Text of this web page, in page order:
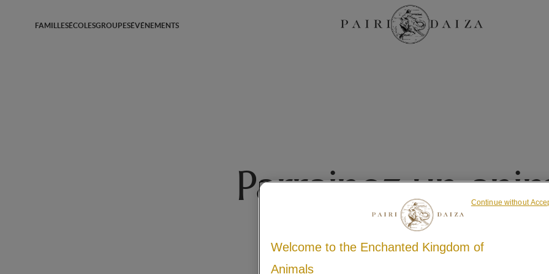
FAMILLESÉCOLESGROUPESÉVÉNEMENTS
Parrainez un
Welcome to the Enchanted Kingdom of
Animals
Continue without